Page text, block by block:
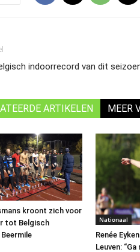
indoorrecord van dit
ARTIKELEN MEER
kroont zich voor
tot Belgisch
Nationaal
Renée
Leuven: